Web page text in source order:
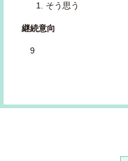
そう思う
継続意向
9